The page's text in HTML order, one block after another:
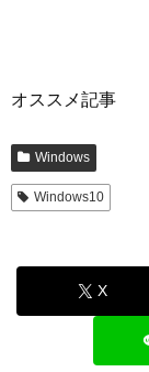
オススメ記事
Windows
Windows10
X